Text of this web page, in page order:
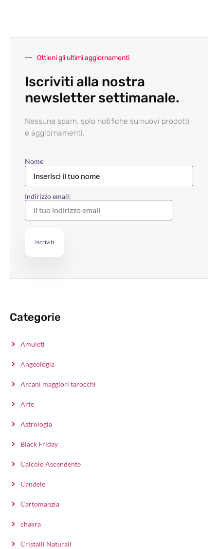
Ottieni gli ultimi aggiornamenti
Iscriviti alla nostra
newsletter settimanale.
Nessuna spam, solo notifiche su nuovi prodotti
e aggiornamenti.
Nome
Indirizzo email:
Categorie
Amuleti
Angeologia
Arcani maggiori tarocchi
Arte
Astrologia
Black Friday
Calcolo Ascendente
Candele
Cartomanzia
chakra
Cristalli Naturali